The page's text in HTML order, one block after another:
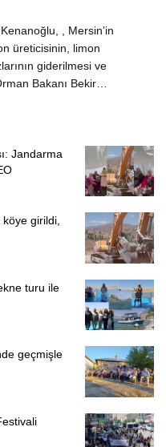
, Mersin’in
üreticisinin, limon
giderilmesi ve
Bakanı Bekir…
Jandarma
girildi,
turu ile
geçmişle